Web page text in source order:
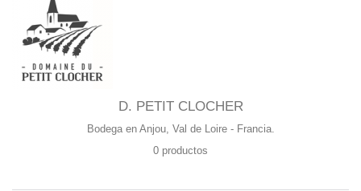
D. PETIT CLOCHER
Bodega en Anjou, Val de Loire - Francia.
0 productos